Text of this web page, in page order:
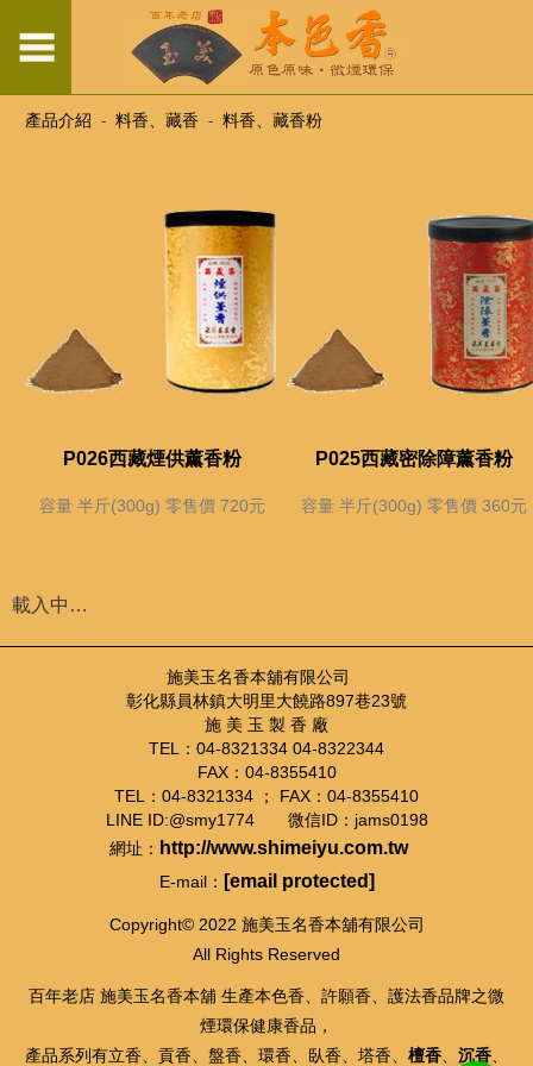
產品介紹 - 料香、藏香 - 料香、藏香粉
P026西藏煙供薰香粉
容量 半斤(300g) 零售價 720元
P025西藏密除障薰香粉
容量 半斤(300g) 零售價 360元
載入中…
施美玉名香本舖有限公司
彰化縣員林鎮大明里大饒路897巷23號
施 美 玉 製 香 廠
TEL：04-8321334 04-8322344
FAX：04-8355410
TEL：04-8321334 ； FAX：04-8355410
LINE ID:@smy1774 微信ID：jams0198
網址： http://www.shimeiyu.com.tw
E-mail： [email protected]
Copyright© 2022 施美玉名香本舖有限公司
All Rights Reserved
百年老店 施美玉名香本舖 生產本色香、許願香、護法香品牌之微
煙環保健康香品，
產品系列有立香、貢香、盤香、環香、臥香、塔香、 檀香 沉香